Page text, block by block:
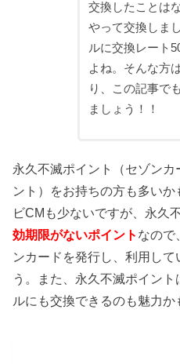
交換したことは
やって交換しま
ルに交換レート
よね。そんな方
り、この記事で
ましょう！！
永久不滅ポイント（セゾン
ント）をお持ちの方も多い
ビCMも少ないですが、永久
効期限がないポイント なので
ンカードを発行し、利用して
う。また、永久不滅ポイン
ルにも交換できるのも魅力か